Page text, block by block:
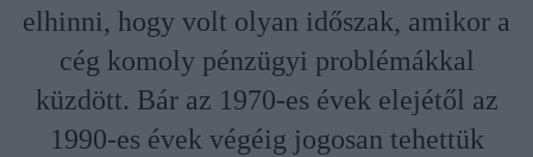
elhinni, hogy volt olyan időszak, amikor a
cég komoly pénzügyi problémákkal
küzdött. Bár az 1970-es évek elejétől az
1990-es évek végéig jogosan tehettük